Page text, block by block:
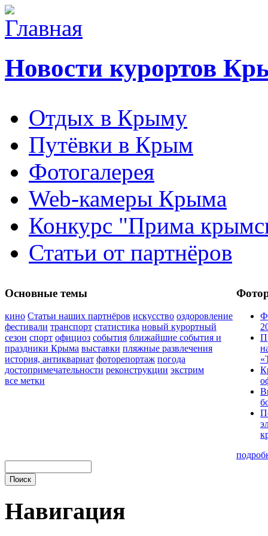
Новости курортов
Отдых в Крыму
Путёвки в Крым
Фотогалерея
Web-камеры Крыма
Конкурс "Прима
Статьи от партнёров
Основные темы
кино Статьи наших партнёров искусство оздоровление
фестивали транспорт статистика новый курортный
сезон спорт официоз события ближайшие события и
праздники Крыма выставки пляжные развлечения
история, антиквариат фоторепортаж погода
достопримечательности реконструкции экстрим
все метки
Навигация